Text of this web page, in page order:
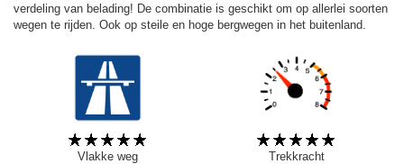
verdeling van belading! De combinatie is geschikt om op allerlei soorten
wegen te rijden. Ook op steile en hoge bergwegen in het buitenland.
Vlakke weg
Trekkracht